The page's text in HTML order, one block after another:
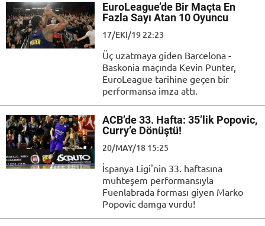
EuroLeague’de Bir Maçta En
Fazla Sayı Atan 10 Oyuncu
17/EKI/19 22:23
Üç uzatmaya giden Barcelona -
Baskonia maçında Kevin Punter,
EuroLeague tarihine geçen bir
performansa imza attı.
ACB’de 33. Hafta: 35’lik Popovic,
Curry’e Dönüştü!
20/MAY/18 15:25
İspanya Ligi'nin 33. haftasına
muhteşem performansıyla
Fuenlabrada forması giyen Marko
Popovic damga vurdu!